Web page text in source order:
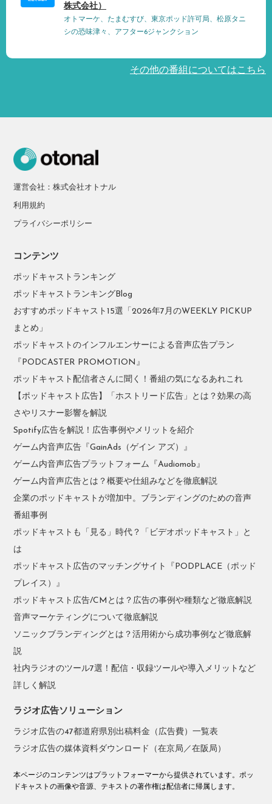
株式会社）
オトマーケ、たまむすび、東京ポッド許可局、松原タニ
シの恐味津々、アフター6ジャンクション
その他の番組についてはこちら
運営会社：株式会社オトナル
利用規約
プライバシーポリシー
コンテンツ
ポッドキャストランキング
ポッドキャストランキングBlog
おすすめポッドキャスト15選「2026年7月のWEEKLY PICKUP
まとめ」
ポッドキャストのインフルエンサーによる音声広告プラン
『PODCASTER PROMOTION』
ポッドキャスト配信者さんに聞く！番組の気になるあれこれ
【ポッドキャスト広告】「ホストリード広告」とは？効果の高
さやリスナー影響を解説
Spotify広告を解説！広告事例やメリットを紹介
ゲーム内音声広告『GainAds（ゲイン アズ）』
ゲーム内音声広告プラットフォーム『Audiomob』
ゲーム内音声広告とは？概要や仕組みなどを徹底解説
企業のポッドキャストが増加中。ブランディングのための音声
番組事例
ポッドキャストも「見る」時代？「ビデオポッドキャスト」と
は
ポッドキャスト広告のマッチングサイト『PODPLACE（ポッド
プレイス）』
ポッドキャスト広告/CMとは？広告の事例や種類など徹底解説
音声マーケティングについて徹底解説
ソニックブランディングとは？活用術から成功事例など徹底解
説
社内ラジオのツール7選！配信・収録ツールや導入メリットなど
詳しく解説
ラジオ広告ソリューション
ラジオ広告の47都道府県別出稿料金（広告費）一覧表
ラジオ広告の媒体資料ダウンロード（在京局／在阪局）
本ページのコンテンツはプラットフォーマーから提供されています。ポッ
ドキャストの画像や音源、テキストの著作権は配信者に帰属します。